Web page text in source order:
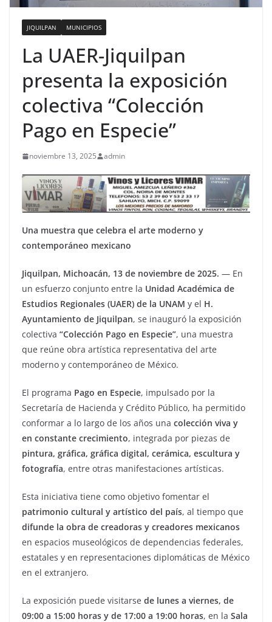
JIQUILPAN MUNICIPIOS
La UAER-Jiquilpan
presenta la exposición
colectiva “Colección
Pago en Especie”
noviembre 13, 2025 admin
Una muestra que celebra el arte moderno y
contemporáneo mexicano
Jiquilpan, Michoacán, 13 de noviembre de 2025. — En
un esfuerzo conjunto entre la Unidad Académica de
Estudios Regionales (UAER) de la UNAM y el H.
Ayuntamiento de Jiquilpan, se inauguró la exposición
colectiva “Colección Pago en Especie”, una muestra
que reúne obra artística representativa del arte
moderno y contemporáneo de México.
El programa Pago en Especie, impulsado por la
Secretaría de Hacienda y Crédito Público, ha permitido
conformar a lo largo de los años una colección viva y
en constante crecimiento, integrada por piezas de
pintura, gráfica, gráfica digital, cerámica, escultura y
fotografía, entre otras manifestaciones artísticas.
Esta iniciativa tiene como objetivo fomentar el
patrimonio cultural y artístico del país, al tiempo que
difunde la obra de creadoras y creadores mexicanos
en espacios museológicos de dependencias federales,
estatales y en representaciones diplomáticas de México
en el extranjero.
La exposición puede visitarse de lunes a viernes, de
09:00 a 15:00 horas y de 17:00 a 19:00 horas, en la Sala